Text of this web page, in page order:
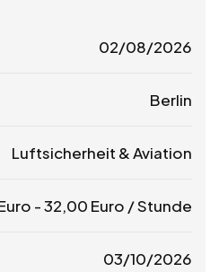
02/08/2026
Berlin
Luftsicherheit & Aviation
-32,00 Euro / Stunde
03/10/2026